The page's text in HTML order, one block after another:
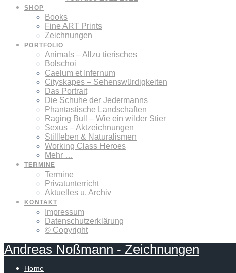
SHOP
Books
Fine ART Prints
Zeichnungen
PORTFOLIO
Animals – Allzu tierisches
Bolschoi
Caelum et Infernum
Cityskapes – Sehenswürdigkeiten
Das Portrait
Die Schuhe der Jedermanns
Phantastische Landschaften
Raging Bull – Wie ein wilder Stier
Sexus – Aktzeichnungen
Stillleben & Naturalismen
Working Class Heroes
Mehr …
TERMINE
Termine
Privatunterricht
Aktuelles u. Archiv
KONTAKT
Impressum
Datenschutzerklärung
© Copyright
Andreas Noßmann - Zeichnungen
Home